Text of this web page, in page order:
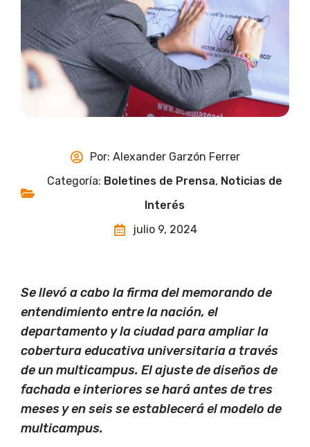
Por: Alexander Garzón Ferrer
Categoría: Boletines de Prensa, Noticias de
Interés
julio 9, 2024
Se llevó a cabo la firma del memorando de
entendimiento entre la nación, el
departamento y la ciudad para ampliar la
cobertura educativa universitaria a través
de un multicampus. El ajuste de diseños de
fachada e interiores se hará antes de tres
meses y en seis se establecerá el modelo de
multicampus.